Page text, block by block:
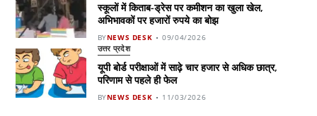
स्कूलों में किताब-ड्रेस पर कमीशन का खुला खेल,
अभिभावकों पर हजारों रुपये का बोझ
BYNEWS DESK 09/04/2026
उत्तर प्रदेश
यूपी बोर्ड परीक्षाओं में साढ़े चार हजार से अधिक छात्र,
परिणाम से पहले ही फेल
BYNEWS DESK 11/03/2026